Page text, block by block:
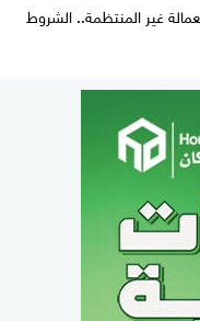
العمالة غير المنتظمة.. الشروط